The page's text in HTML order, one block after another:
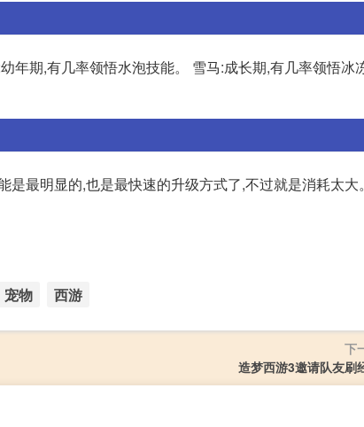
年期,有几率领悟水泡技能。 雪马:成长期,有几率领悟冰
最明显的,也是最快速的升级方式了,不过就是消耗太大
宠物 西游
下
造梦西游3邀请队友刷